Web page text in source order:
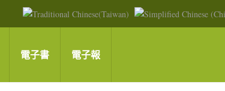
電子書 電子報